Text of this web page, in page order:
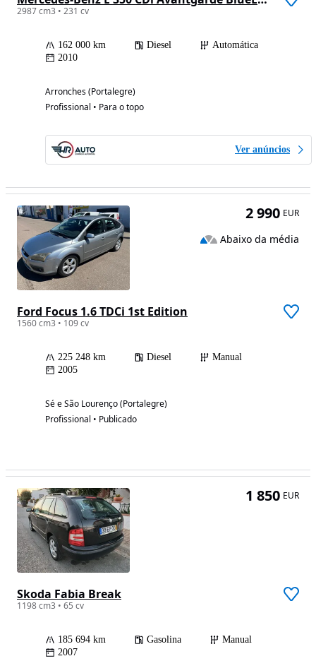
2987 cm3 • 231 cv
162 000 km Diesel
Automática
2010
Arronches (Portalegre)
Profissional • Para o topo
Ver anúncios
Ford Focus 1.6 TDCi 1st Edition
1560 cm3 • 109 cv
225 248 km Diesel
Manual
2005
Sé e São Lourenço (Portalegre)
Profissional • Publicado
2 990 EUR
Abaixo da média
Skoda Fabia Break
1198 cm3 • 65 cv
185 694 km Gasolina
Manual
2007
1 850 EUR